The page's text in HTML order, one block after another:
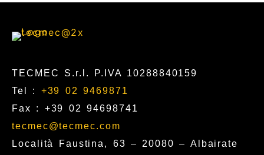
TECMEC S.r.l. P.IVA 10288840159
Tel : +39 02 9469871
Fax : +39 02 94698741
tecmec@tecmec.com
Località Faustina, 63 – 20080 – Albairate